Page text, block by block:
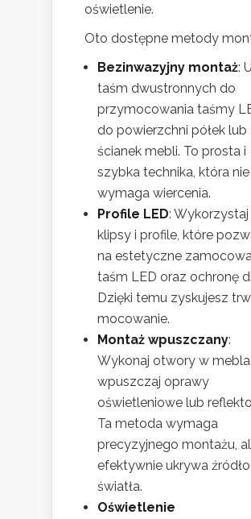
oświetlenie.
Oto dostępne metody
Bezinwazyjny montaż:
taśm dwustronnych do
przymocowania taśmy
do powierzchni półek lub
ścianek mebli. To prosta i
szybka technika, która nie
wymaga wiercenia.
Profile LED: Wykorzystaj
klipsy i profile, które
na estetyczne
taśm LED oraz ochronę
Dzięki temu zyskujesz
mocowanie.
Montaż wpuszczany:
Wykonaj otwory w
wpuszczaj oprawy
oświetleniowe lub
Ta metoda wymaga
precyzyjnego montażu,
efektywnie ukrywa źródło
światła.
Oświetlenie